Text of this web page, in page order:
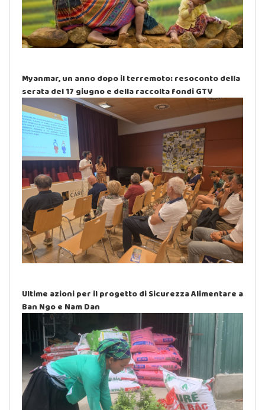
Myanmar, un anno dopo il terremoto: resoconto della
serata del 17 giugno e della raccolta fondi GTV
Ultime azioni per il progetto di Sicurezza Alimentare a
Ban Ngo e Nam Dan